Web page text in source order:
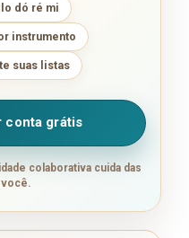
dó ré mi
instrumento
suas listas
conta grátis
colaborativa cuida das
você.